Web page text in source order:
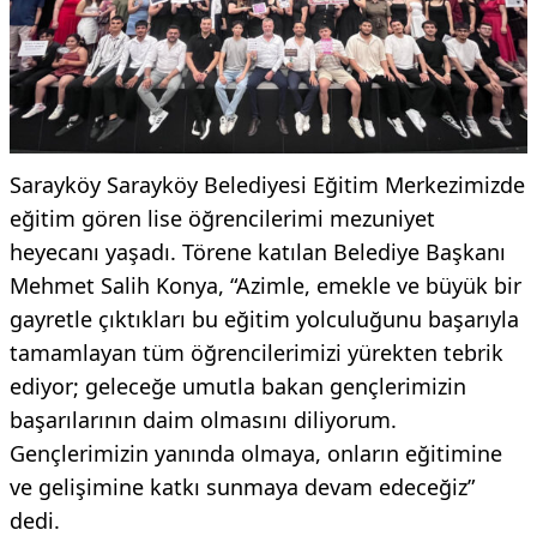
Sarayköy Sarayköy Belediyesi Eğitim Merkezimizde
eğitim gören lise öğrencilerimi mezuniyet
heyecanı yaşadı. Törene katılan Belediye Başkanı
Mehmet Salih Konya, “Azimle, emekle ve büyük bir
gayretle çıktıkları bu eğitim yolculuğunu başarıyla
tamamlayan tüm öğrencilerimizi yürekten tebrik
ediyor; geleceğe umutla bakan gençlerimizin
başarılarının daim olmasını diliyorum.
Gençlerimizin yanında olmaya, onların eğitimine
ve gelişimine katkı sunmaya devam edeceğiz”
dedi.